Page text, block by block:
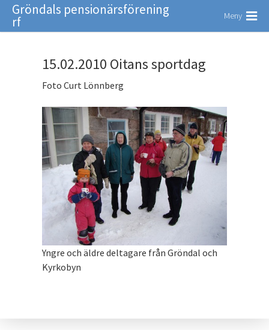
Gröndals pensionärsförening
rf Meny
15.02.2010 Oitans sportdag
Foto Curt Lönnberg
Yngre och äldre deltagare från Gröndal och
Kyrkobyn